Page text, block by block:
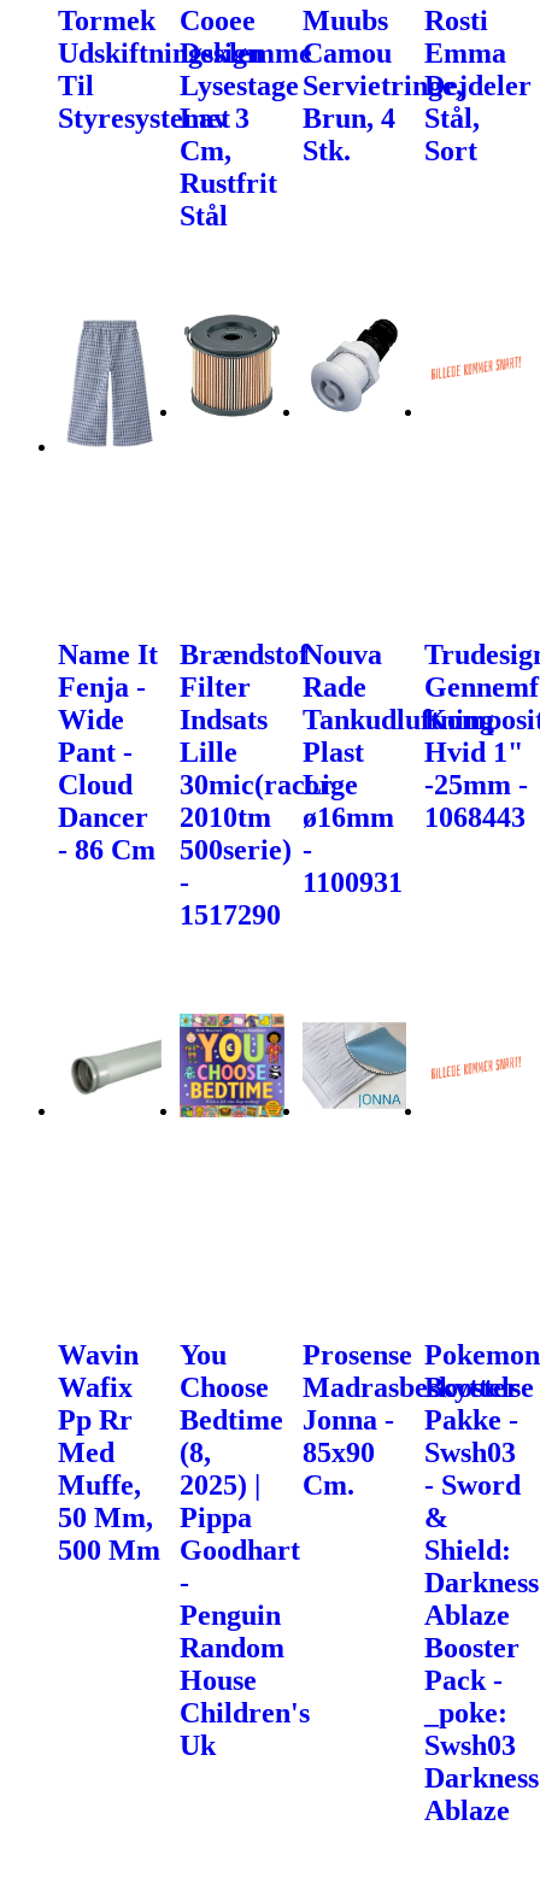
Tormek
Udskiftningsklemme
Til
Styresystemet
Cooee
Design
Lysestage
Lav 3
Cm,
Rustfrit
Stål
Muubs
Camou
Servietringe,
Brun, 4
Stk.
Rosti
Emma
Dejdeler
Stål,
Sort
Name It
Fenja -
Wide
Pant -
Cloud
Dancer
- 86 Cm
Brændstof
Filter
Indsats
Lille
30mic(racor
2010tm
500serie)
-
1517290
Nouva
Rade
Tankudluftning
Plast
Lige
ø16mm
-
1100931
Hvid 1"
-25mm -
1068443
Wavin
Wafix
Pp Rr
Med
Muffe,
50 Mm,
500 Mm
You
Choose
Bedtime
(8,
2025) |
Pippa
Goodhart
-
Penguin
Random
House
Children's
Uk
Prosense
Madrasbeskyttelse
Jonna -
85x90
Cm.
Pokemon
Booster
Pakke -
Swsh03
- Sword
&
Shield:
Darkness
Ablaze
Booster
Pack -
_poke:
Swsh03
Darkness
Ablaze